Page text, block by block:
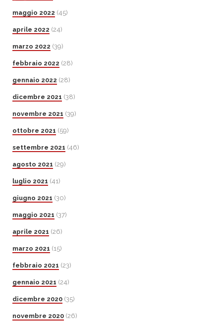
maggio 2022 (45)
aprile 2022 (24)
marzo 2022 (39)
febbraio 2022 (28)
gennaio 2022 (28)
dicembre 2021 (38)
novembre 2021 (39)
ottobre 2021 (59)
settembre 2021 (46)
agosto 2021 (29)
luglio 2021 (41)
giugno 2021 (30)
maggio 2021 (37)
aprile 2021 (26)
marzo 2021 (15)
febbraio 2021 (23)
gennaio 2021 (24)
dicembre 2020 (35)
novembre 2020 (26)